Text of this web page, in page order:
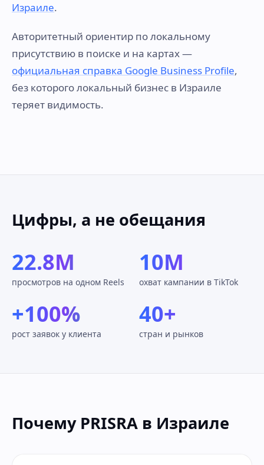
Израиле.
Авторитетный ориентир по локальному
присутствию в поиске и на картах —
официальная справка Google Business Profile,
без которого локальный бизнес в Израиле
теряет видимость.
Цифры, а не обещания
22.8M
просмотров на одном Reels
10M
охват кампании в TikTok
+100%
рост заявок у клиента
40+
стран и рынков
Почему PRISRA в Израиле